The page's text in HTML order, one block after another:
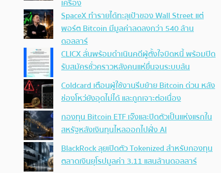
เครื่อง
SpaceX ทำรายได้ทะลุเป้าของ Wall Street แต่
พอร์ต Bitcoin มีมูลค่าลดลงกว่า 540 ล้าน
ดอลลาร์
CLICX ลั่นพร้อมดำเนินคดีผู้ตั้งใจบิดหนี้ พร้อมปิด
รับสมัครชั่วคราวหลังคนแห่ยื่นจนระบบล้น
Coldcard เตือนผู้ใช้งานรีบย้าย Bitcoin ด่วน หลัง
ช่องโหว่ยังอุดไม่ได้ และถูกเจาะต่อเนื่อง
กองทุน Bitcoin ETF เจ๊งและปิดตัวเป็นแห่งแรกใน
สหรัฐหลังเงินทุนไหลออกไปฝั่ง AI
BlackRock ลุยเปิดตัว Tokenized สำหรับกองทุน
ตลาดเงินยุโรปมูลค่า 3.11 แสนล้านดอลลาร์